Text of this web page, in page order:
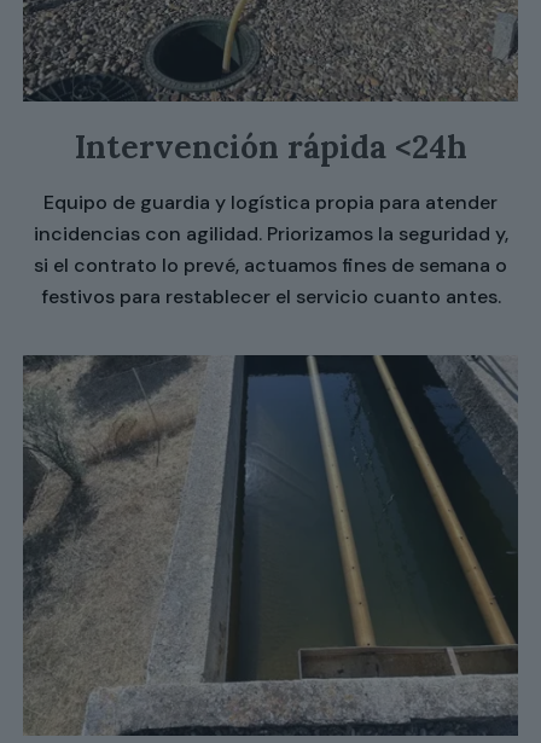
Intervención rápida <24h
Equipo de guardia y logística propia para atender
incidencias con agilidad. Priorizamos la seguridad y,
si el contrato lo prevé, actuamos fines de semana o
festivos para restablecer el servicio cuanto antes.